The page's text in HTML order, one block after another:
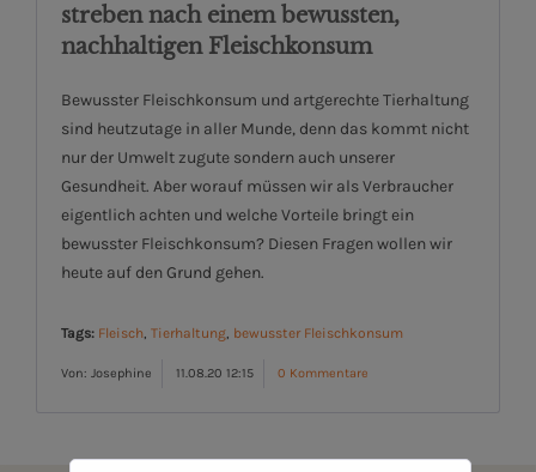
streben nach einem bewussten,
nachhaltigen Fleischkonsum
Bewusster Fleischkonsum und artgerechte Tierhaltung
sind heutzutage in aller Munde, denn das kommt nicht
nur der Umwelt zugute sondern auch unserer
Gesundheit. Aber worauf müssen wir als Verbraucher
eigentlich achten und welche Vorteile bringt ein
bewusster Fleischkonsum? Diesen Fragen wollen wir
heute auf den Grund gehen.
Tags: Fleisch, Tierhaltung, bewusster Fleischkonsum
Von: Josephine 11.08.20 12:15 0 Kommentare